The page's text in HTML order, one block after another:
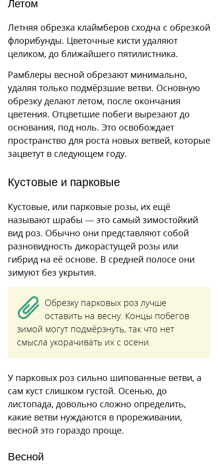
Летом
Летняя обрезка клаймберов сходна с обрезкой
флорибунды. Цветочные кисти удаляют
целиком, до ближайшего пятилистника.
Рамблеры весной обрезают минимально,
удаляя только подмёрзшие ветви. Основную
обрезку делают летом, после окончания
цветения. Отцветшие побеги вырезают до
основания, под ноль. Это освобождает
пространство для роста новых ветвей, которые
зацветут в следующем году.
Кустовые и парковые
Кустовые, или парковые розы, их ещё
называют шрабы — это самый зимостойкий
вид роз. Обычно они представляют собой
разновидность дикорастущей розы или
гибрид на её основе. В средней полосе они
зимуют без укрытия.
Обрезку парковых роз лучше
оставить на весну. Концы побегов
зимой могут подмёрзнуть, так что нет
смысла укорачивать их с осени.
У парковых роз сильно шипованные ветви, а
сам куст слишком густой. Осенью, до
листопада, довольно сложно определить,
какие ветви нуждаются в прореживании,
весной это гораздо проще.
Весной